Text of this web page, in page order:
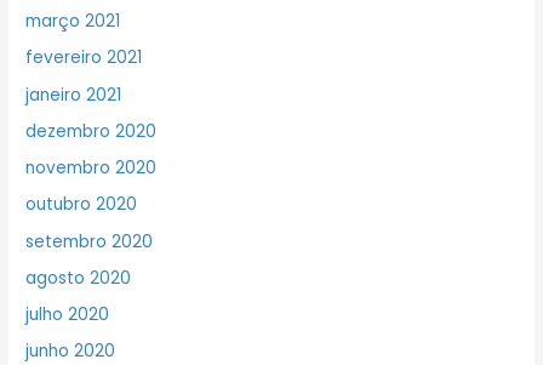
março 2021
fevereiro 2021
janeiro 2021
dezembro 2020
novembro 2020
outubro 2020
setembro 2020
agosto 2020
julho 2020
junho 2020